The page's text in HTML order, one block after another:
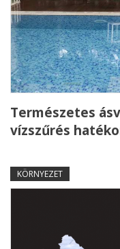
Természetes
vízszűrés
KÖRNYEZET